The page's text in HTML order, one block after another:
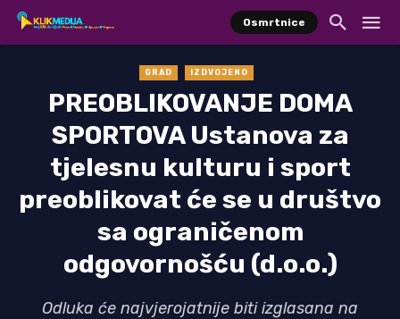
Osmrtnice
GRAD IZDVOJENO
PREOBLIKOVANJE DOMA
SPORTOVA Ustanova za
tjelesnu kulturu i sport
preoblikovat će se u društvo
sa ograničenom
odgovornošću (d.o.o.)
Odluka će najvjerojatnije biti izglasana na